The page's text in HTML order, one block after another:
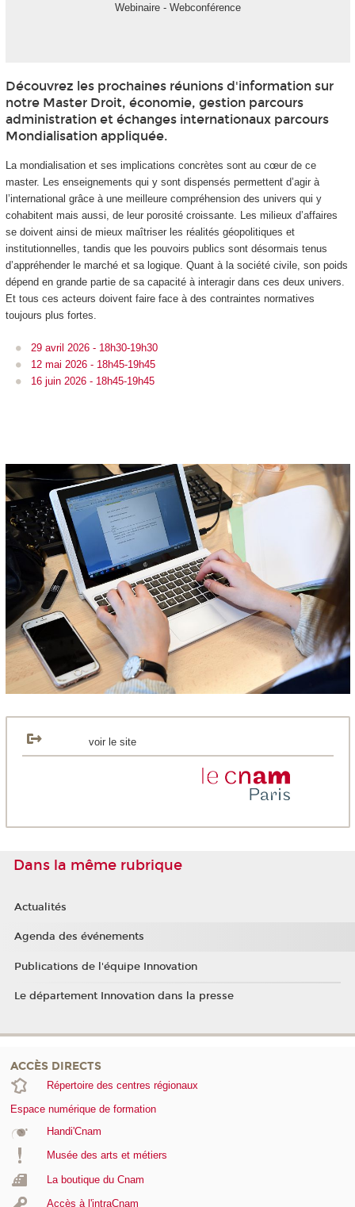
Webinaire - Webconférence
Découvrez les prochaines réunions d'information sur
notre Master Droit, économie, gestion parcours
administration et échanges internationaux parcours
Mondialisation appliquée.
La mondialisation et ses implications concrètes sont au cœur de ce
master. Les enseignements qui y sont dispensés permettent d’agir à
l’international grâce à une meilleure compréhension des univers qui y
cohabitent mais aussi, de leur porosité croissante. Les milieux d’affaires
se doivent ainsi de mieux maîtriser les réalités géopolitiques et
institutionnelles, tandis que les pouvoirs publics sont désormais tenus
d’appréhender le marché et sa logique. Quant à la société civile, son poids
dépend en grande partie de sa capacité à interagir dans ces deux univers.
Et tous ces acteurs doivent faire face à des contraintes normatives
toujours plus fortes.
29 avril 2026 - 18h30-19h30
12 mai 2026 - 18h45-19h45
16 juin 2026 - 18h45-19h45
voir le site
Dans la même rubrique
Actualités
Agenda des événements
Publications de l'équipe Innovation
Le département Innovation dans la presse
ACCÈS DIRECTS
Répertoire des centres régionaux
Espace numérique de formation
Handi'Cnam
Musée des arts et métiers
La boutique du Cnam
Accès à l'intraCnam